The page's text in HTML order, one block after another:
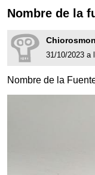
Nombre de la
Chiorosmon
31/10/2023 a
Nombre de la